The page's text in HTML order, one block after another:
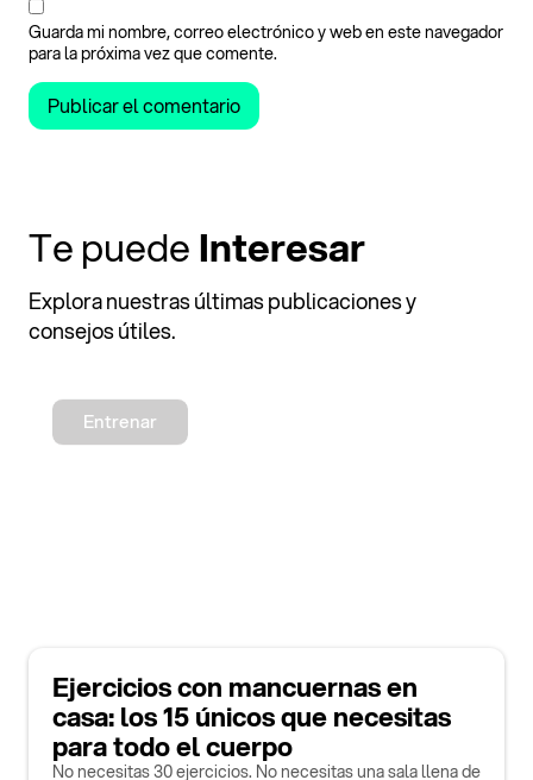
Guarda mi nombre, correo electrónico y web en este navegador
para la próxima vez que comente.
Te puedeInteresar
Explora nuestras últimas publicaciones y
consejos útiles.
Entrenar
Ejercicios con mancuernas en
casa: los 15 únicos que necesitas
para todo el cuerpo
No necesitas 30 ejercicios. No necesitas una sala llena de